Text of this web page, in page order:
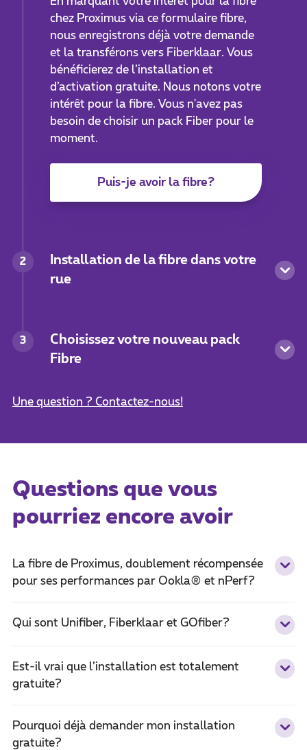
chez Proximus via ce formulaire fibre,
nous enregistrons déjà votre demande
et la transférons vers Fiberklaar. Vous
bénéficierez de l’installation et
d’activation gratuite. Nous notons votre
intérêt pour la fibre. Vous n'avez pas
besoin de choisir un pack Fiber pour le
moment.
Puis-je avoir la fibre?
2
Installation de la fibre dans votre
rue
3
Choisissez votre nouveau pack
Fibre
Une question ? Contactez-nous!
Questions que vous
pourriez encore avoir
La fibre de Proximus, doublement récompensée
pour ses performances par Ookla® et nPerf?
Qui sont Unifiber, Fiberklaar et GOfiber?
Est-il vrai que l’installation est totalement
gratuite?
Pourquoi déjà demander mon installation
gratuite?